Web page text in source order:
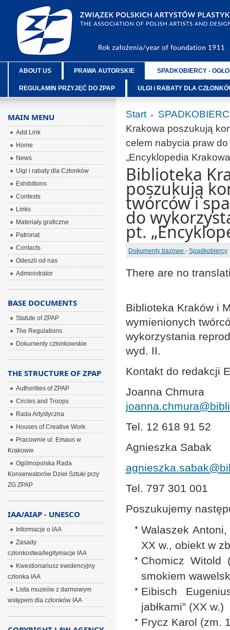
ABOUT US PRAWA AUTORSKIE SPADKOBIERCY -
REGULAMIN PRZYJĘĆ DO ZPAP ULGI i RABATY DLA
Start
Krakowa poszukują
celem nabycia praw
„Encyklopedia
Biblioteka
poszukują
twórców i
do
pt.
Dokumenty bazowe - Spadkobiercy
There are no
Biblioteka Kraków i
wymienionych
wykorzystania
wyd. II.
Kontakt do redakcji
Joanna Chmura
Tel. 12 618 91 52
Agnieszka Sabak
Tel. 797 301 001
Poszukujemy
Walaszek
XX w., obiekt w
Chomicz Witold
smokiem
Eibisch
jabłkami” (XX w.)
Frycz Karol (zm.
MAIN MENU
Add Link
Home
News
Ulgi i rabaty dla Członków
Exhibitions
Contests
Links
Materiały graficzne
Patronat
Contacts
Odeszli od nas
Administrator
BASE DOCUMENTS
Statute of ZPAP
The Regulations
Dokumenty członkowskie
THE STRUCTURE OF ZPAP
Authorities of ZPAP
Circles and Troops
Rada Artystyczna
Houses of Creative Work
Pracownie ul. Emaus w
Krakowie
Ogólnopolska Rada
Konserwatorów Dzieł Sztuki przy
ZG ZPAP
IAA/AIAP - UNESCO
Informacje o IAA
Zasady
członkostwa/legitymacje IAA
Kwestionariusz ewidencyjny
członka IAA
Lista muzeów z darmowym
wstępem dla członków IAA